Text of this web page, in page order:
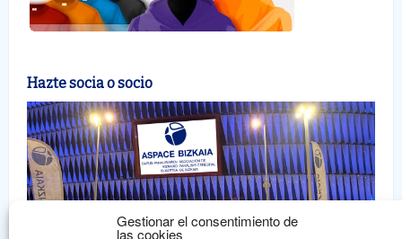
Gestionar el consentimiento de
las cookies
Hazte socia o socio